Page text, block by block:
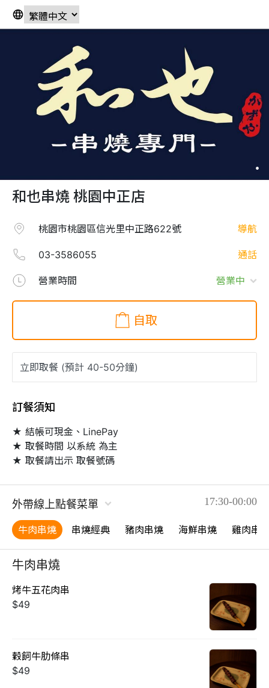
和也串燒 桃園中正店
桃園市桃園區信光里中正路622號 導航
03-3586055 通話
營業時間 營業中
自取
訂餐須知
★ 結帳可現金、LinePay
★ 取餐時間 以系統 為主
★ 取餐請出示 取餐號碼
外帶線上點餐菜單 17:30-00:00
牛肉串燒 串燒經典 豬肉串燒 海鮮串燒 雞肉串
牛肉串燒
烤牛五花肉串
$49
穀飼牛肋條串
$49